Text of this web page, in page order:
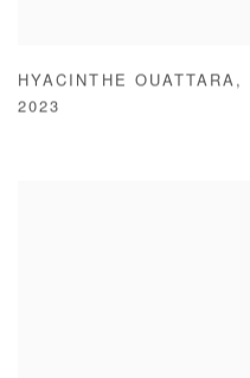
HYACINTHE OUATTARA ,
2023